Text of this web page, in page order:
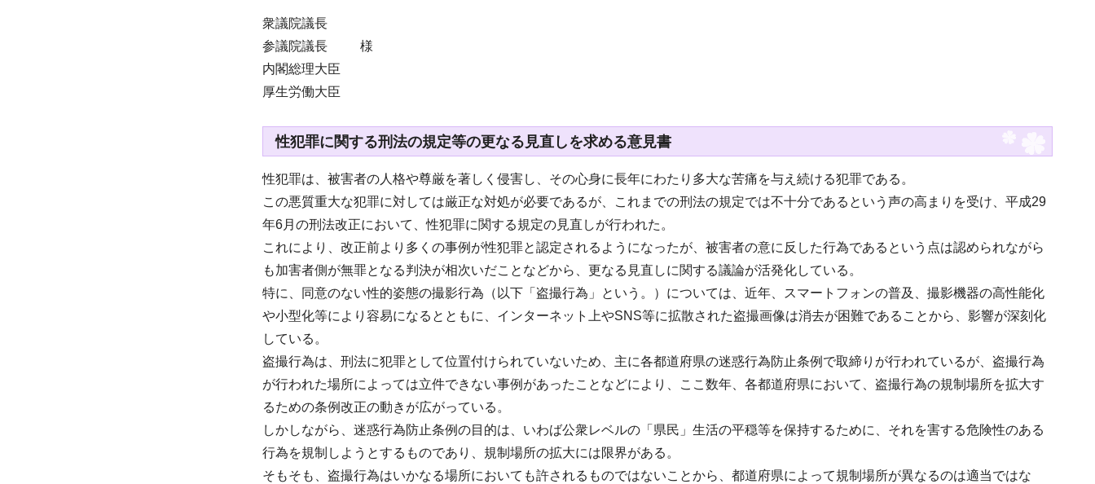
衆議院議長
参議院議長 様
内閣総理大臣
厚生労働大臣
性犯罪に関する刑法の規定等の更なる見直しを求める意見書
性犯罪は、被害者の人格や尊厳を著しく侵害し、その心身に長年にわたり多大な苦痛を与え続ける犯罪である。
この悪質重大な犯罪に対しては厳正な対処が必要であるが、これまでの刑法の規定では不十分であるという声の高まりを受け、平成29
年6月の刑法改正において、性犯罪に関する規定の見直しが行われた。
これにより、改正前より多くの事例が性犯罪と認定されるようになったが、被害者の意に反した行為であるという点は認められながら
も加害者側が無罪となる判決が相次いだことなどから、更なる見直しに関する議論が活発化している。
特に、同意のない性的姿態の撮影行為（以下「盗撮行為」という。）については、近年、スマートフォンの普及、撮影機器の高性能化
や小型化等により容易になるとともに、インターネット上やSNS等に拡散された盗撮画像は消去が困難であることから、影響が深刻化
している。
盗撮行為は、刑法に犯罪として位置付けられていないため、主に各都道府県の迷惑行為防止条例で取締りが行われているが、盗撮行為
が行われた場所によっては立件できない事例があったことなどにより、ここ数年、各都道府県において、盗撮行為の規制場所を拡大す
るための条例改正の動きが広がっている。
しかしながら、迷惑行為防止条例の目的は、いわば公衆レベルの「県民」生活の平穏等を保持するために、それを害する危険性のある
行為を規制しようとするものであり、規制場所の拡大には限界がある。
そもそも、盗撮行為はいかなる場所においても許されるものではないことから、都道府県によって規制場所が異なるのは適当ではな